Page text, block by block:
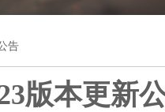
告
告
版本更新